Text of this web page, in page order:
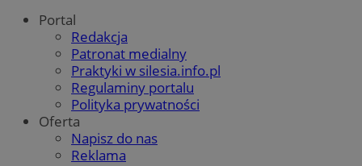
Portal
Redakcja
Patronat medialny
Praktyki w silesia.info.pl
Regulaminy portalu
Polityka prywatności
Oferta
Napisz do nas
Reklama